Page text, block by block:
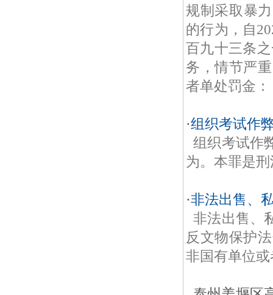
规制采取暴
的行为，自
百九十三条
务，情节严
者单处罚金
·组织考试作
组织考试作
为。本罪是
·非法出售、
非法出售、
反文物保护
非国有单位